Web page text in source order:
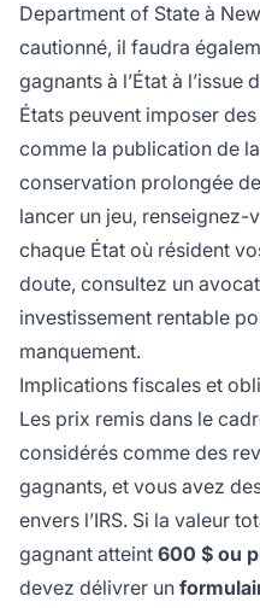
Department of State à
cautionné, il faudra
gagnants à l’État à l’issue
États peuvent imposer
comme la publication de
conservation prolongée
lancer un jeu, renseignez-
chaque État où résident
doute, consultez un
investissement rentable
manquement.
Implications fiscales et
Les prix remis dans le
considérés comme des
gagnants, et vous avez
envers l’IRS. Si la valeur
gagnant atteint 600 $ ou
devez délivrer un